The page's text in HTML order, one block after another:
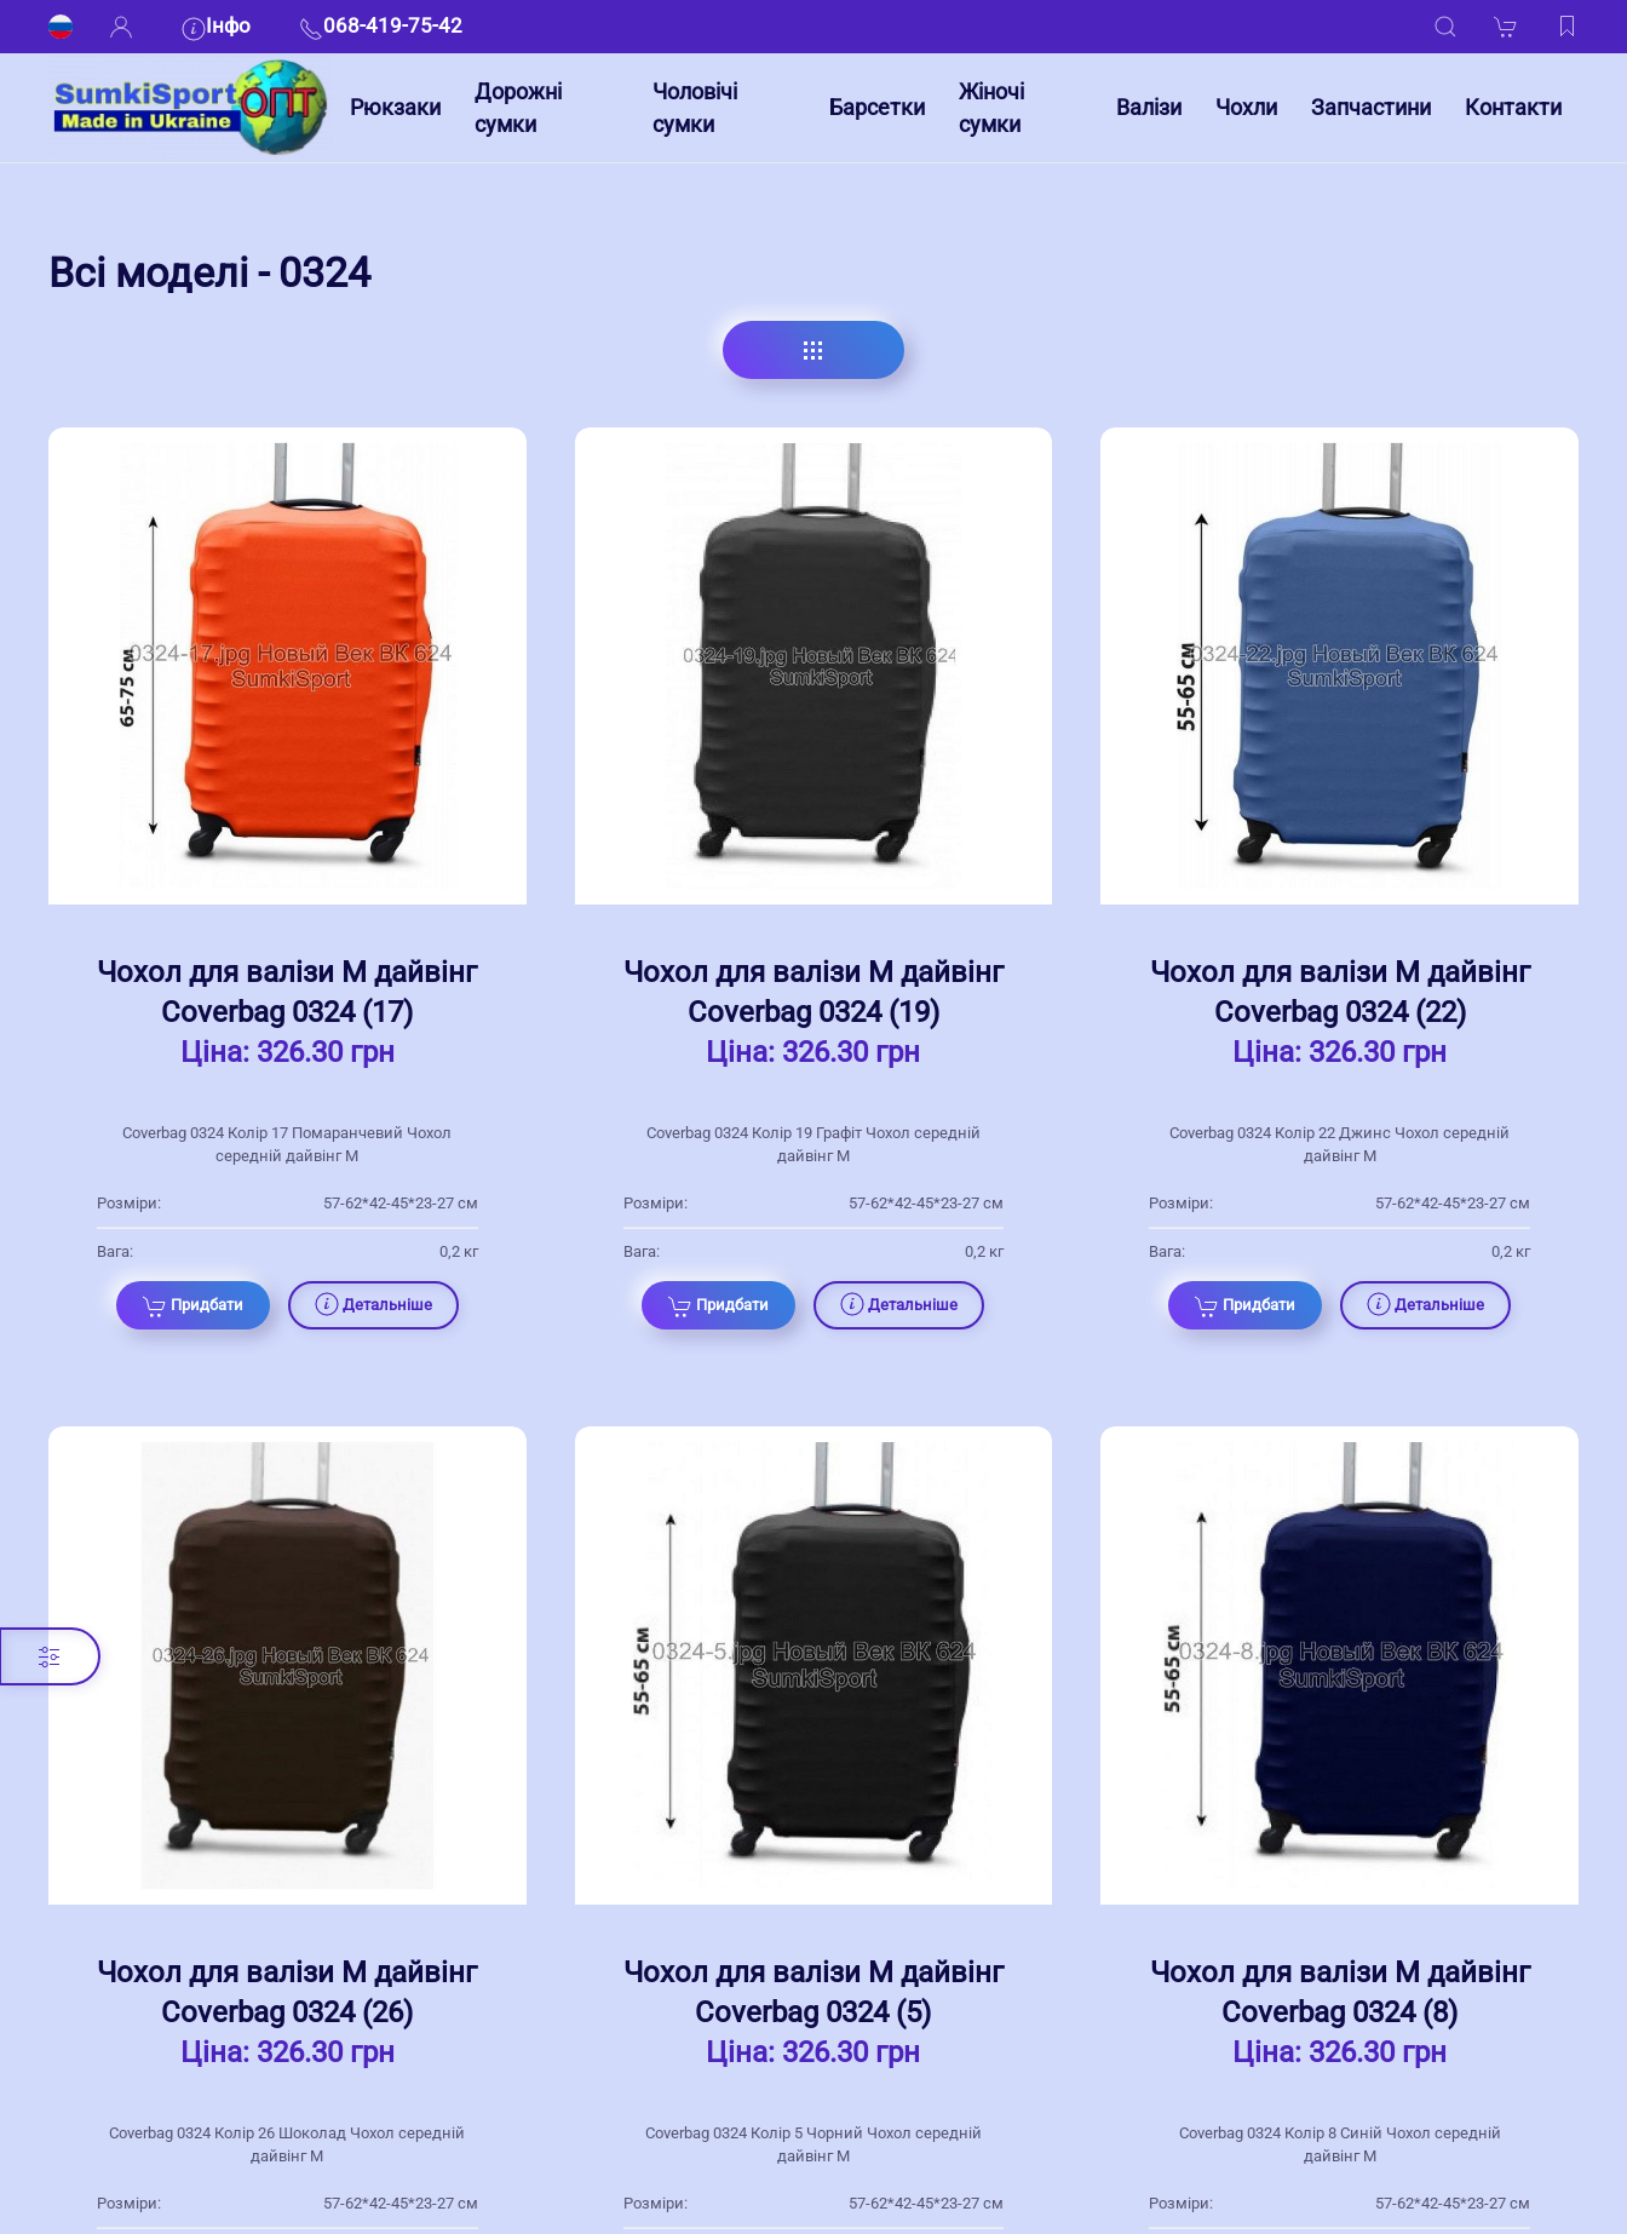
Інфо 068-419-75-42
Рюкзаки
Дорожні
сумки
Чоловічі
сумки
Барсетки
Жіночі
сумки
Валізи Чохли Запчастини Контакти
Всі моделі - 0324
Чохол для валізи M дайвінг
Coverbag 0324 (17)
Ціна: 326.30 грн
Coverbag 0324 Колір 17 Помаранчевий Чохол
середній дайвінг M
Розміри: 57-62*42-45*23-27 см
Вага: 0,2 кг
Придбати Детальніше
Чохол для валізи M дайвінг
Coverbag 0324 (19)
Ціна: 326.30 грн
Coverbag 0324 Колір 19 Графіт Чохол середній
дайвінг M
Розміри: 57-62*42-45*23-27 см
Вага: 0,2 кг
Придбати Детальніше
Чохол для валізи M дайвінг
Coverbag 0324 (22)
Ціна: 326.30 грн
Coverbag 0324 Колір 22 Джинс Чохол середній
дайвінг M
Розміри: 57-62*42-45*23-27 см
Вага: 0,2 кг
Придбати Детальніше
Чохол для валізи M дайвінг
Coverbag 0324 (26)
Ціна: 326.30 грн
Coverbag 0324 Колір 26 Шоколад Чохол середній
дайвінг M
Розміри: 57-62*42-45*23-27 см
Чохол для валізи M дайвінг
Coverbag 0324 (5)
Ціна: 326.30 грн
Coverbag 0324 Колір 5 Чорний Чохол середній
дайвінг M
Розміри: 57-62*42-45*23-27 см
Чохол для валізи M дайвінг
Coverbag 0324 (8)
Ціна: 326.30 грн
Coverbag 0324 Колір 8 Синій Чохол середній
дайвінг M
Розміри: 57-62*42-45*23-27 см